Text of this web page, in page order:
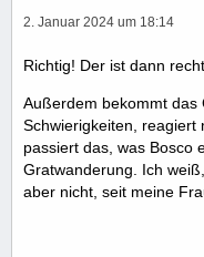
2. Januar 2024 um 18:14
Richtig! Der ist dann
Außerdem bekommt das
Schwierigkeiten, reagiert
passiert das, was Bosco
Gratwanderung. Ich
aber nicht, seit meine